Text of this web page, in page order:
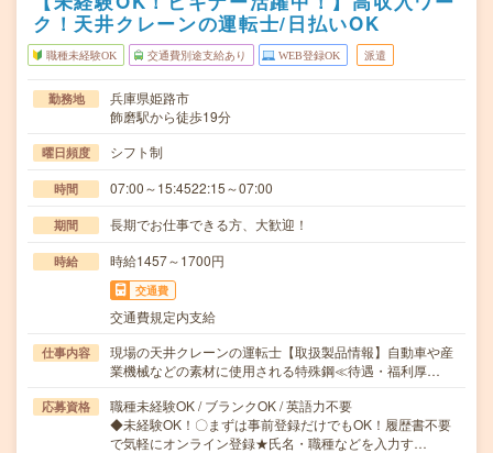
ク！天井クレーンの運転士/日払いOK
職種未経験OK 交通費別途支給あり WEB登録OK 派遣
勤務地
兵庫県姫路市
飾磨駅から徒歩19分
曜日頻度 シフト制
時間 07:00～15:4522:15～07:00
期間 長期でお仕事できる方、大歓迎！
時給 時給1457～1700円
交通費
交通費規定内支給
仕事内容
現場の天井クレーンの運転士【取扱製品情報】自動車や産
業機械などの素材に使用される特殊鋼≪待遇・福利厚…
応募資格
職種未経験OK / ブランクOK / 英語力不要
◆未経験OK！〇まずは事前登録だけでもOK！履歴書不要
で気軽にオンライン登録★氏名・職種などを入力す…